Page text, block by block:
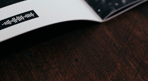
UNTOLD ZINE